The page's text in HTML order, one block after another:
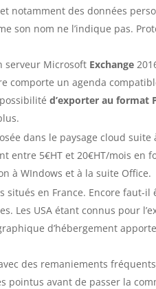
notamment des données
son nom ne l’indique pas.
serveur Microsoft Exchange
comporte un agenda
d’exporter au format
dans le paysage cloud
entre 5€HT et 20€HT/mois en
à WIndows et à la suite Office.
en France. Encore faut-il
Les USA étant connus pour
d’hébergement
des remaniements
pointus avant de passer la